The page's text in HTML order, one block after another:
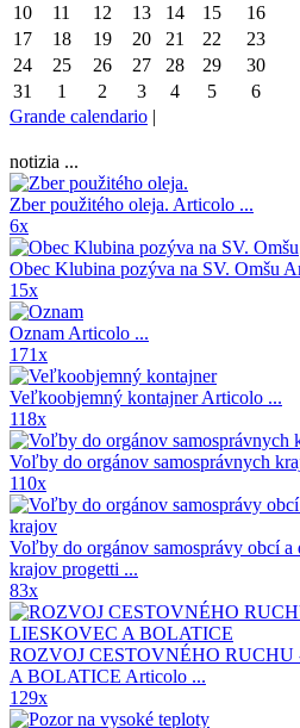
10
11 12 13 14 15
16
17
18 19 20 21 22
23
24
25 26 27 28 29
30
31
1 2 3 4 5
6
Grande calendario |
notizia ...
Zber použitého oleja. Articolo ...
6x
Obec Klubina pozýva na SV. Omšu
15x
Oznam Articolo ...
171x
Veľkoobjemný kontajnerArticolo ...
118x
Voľby do orgánov samosprávnych
110x
Voľby do orgánov samosprávy obcí a
krajov progetti ...
83x
ROZVOJ CESTOVNÉHO
A BOLATICE Articolo ...
129x